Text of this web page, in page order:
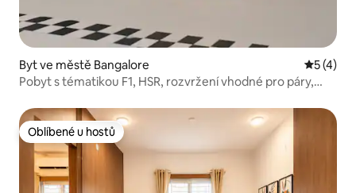
Byt ve městě Bangalore
5 (4)
Pobyt s tématikou F1, HSR, rozvržení vhodné pro páry,
Oblíbené u hostů
Oblíbené u hostů